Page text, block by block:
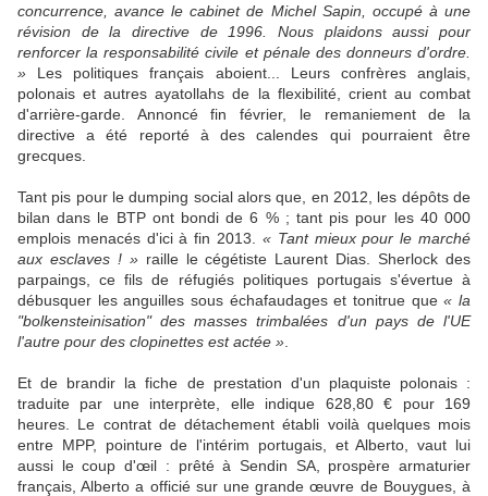
concurrence, avance le cabinet de Michel Sapin, occupé à une
révision de la directive de 1996. Nous plaidons aussi pour
renforcer la responsabilité civile et pénale des donneurs d'ordre.
» Les politiques français aboient... Leurs confrères anglais,
polonais et autres ayatollahs de la flexibilité, crient au combat
d'arrière-garde. Annoncé fin février, le remaniement de la
directive a été reporté à des calendes qui pourraient être
grecques.
Tant pis pour le dumping social alors que, en 2012, les dépôts de
bilan dans le BTP ont bondi de 6 % ; tant pis pour les 40 000
emplois menacés d'ici à fin 2013. « Tant mieux pour le marché
aux esclaves ! »raille le cégétiste Laurent Dias. Sherlock des
parpaings, ce fils de réfugiés politiques portugais s'évertue à
débusquer les anguilles sous échafaudages et tonitrue que« la
"bolkensteinisation" des masses trimbalées d'un pays de l'UE
l'autre pour des clopinettes est actée »
Et de brandir la fiche de prestation d'un plaquiste polonais :
traduite par une interprète, elle indique 628,80 € pour 169
heures. Le contrat de détachement établi voilà quelques mois
entre MPP, pointure de l'intérim portugais, et Alberto, vaut lui
aussi le coup d'œil : prêté à Sendin SA, prospère armaturier
français, Alberto a officié sur une grande œuvre de Bouygues, à